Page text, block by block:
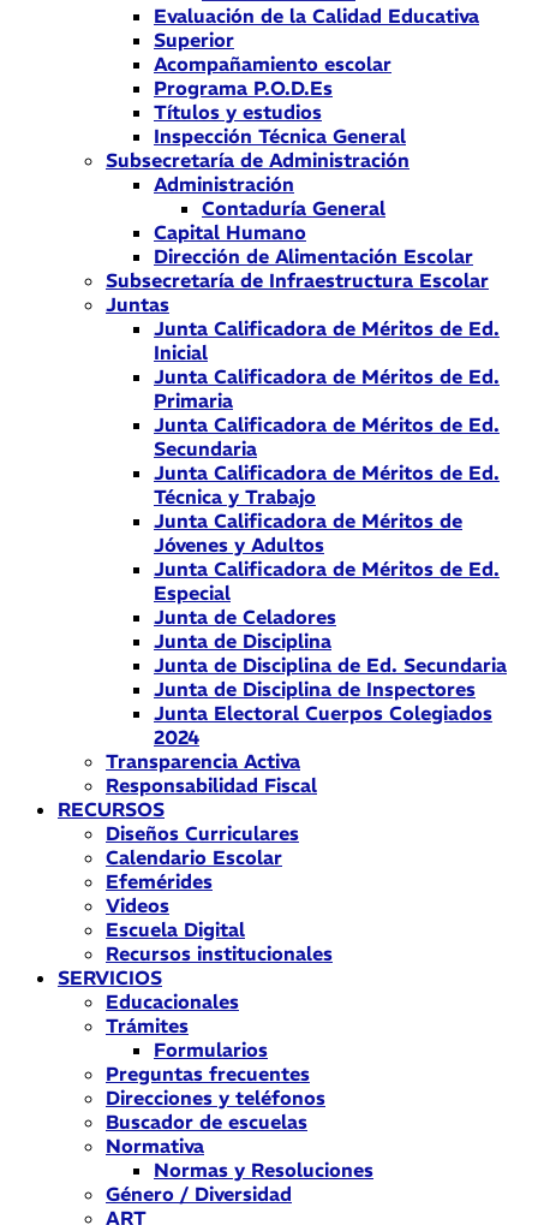
Evaluación de la Calidad Educativa
Superior
Acompañamiento escolar
Programa P.O.D.Es
Títulos y estudios
Inspección Técnica General
Subsecretaría de Administración
Administración
Contaduría General
Capital Humano
Dirección de Alimentación Escolar
Subsecretaría de Infraestructura Escolar
Juntas
Junta Calificadora de Méritos de Ed.
Inicial
Junta Calificadora de Méritos de Ed.
Primaria
Junta Calificadora de Méritos de Ed.
Secundaria
Junta Calificadora de Méritos de Ed.
Técnica y Trabajo
Junta Calificadora de Méritos de
Jóvenes y Adultos
Junta Calificadora de Méritos de Ed.
Especial
Junta de Celadores
Junta de Disciplina
Junta de Disciplina de Ed. Secundaria
Junta de Disciplina de Inspectores
Junta Electoral Cuerpos Colegiados
2024
Transparencia Activa
Responsabilidad Fiscal
RECURSOS
Diseños Curriculares
Calendario Escolar
Efemérides
Videos
Escuela Digital
Recursos institucionales
SERVICIOS
Educacionales
Trámites
Formularios
Preguntas frecuentes
Direcciones y teléfonos
Buscador de escuelas
Normativa
Normas y Resoluciones
Género / Diversidad
ART